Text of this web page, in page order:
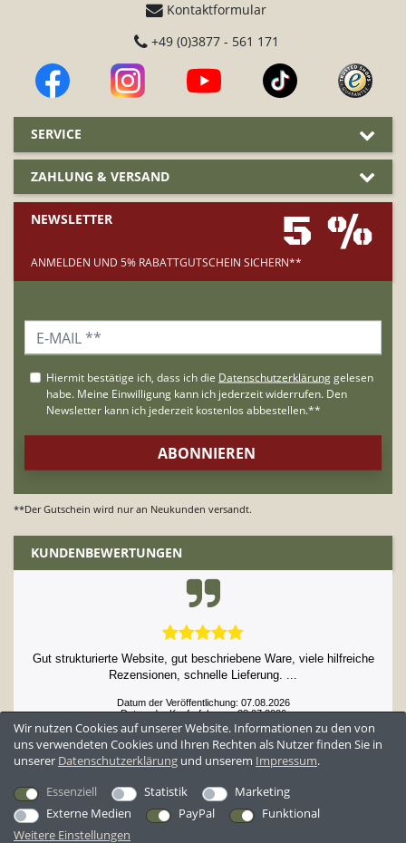
Kontaktformular
+49 (0)3877 - 561 171
SERVICE
ZAHLUNG & VERSAND
NEWSLETTER 5 %
ANMELDEN UND 5% RABATTGUTSCHEIN SICHERN**
**Der Gutschein wird nur an Neukunden versandt.
KUNDENBEWERTUNGEN
Gut strukturierte Website, gut beschriebene Ware, viele hilfreiche
Rezensionen, schnelle Lieferung. ...
Datum der Veröffentlichung: 07.08.2026
Datum der Kauferfahrung: 23.07.2026
Wir nutzen Cookies auf unserer Website. Informationen zu den von
uns verwendeten Cookies und Ihren Rechten als Nutzer finden Sie in
unserer Daten­schutz­erklärung und unserem Impressum.
Essenziell
Statistik
Marketing
Externe Medien
PayPal
Funktional
Weitere Einstellungen